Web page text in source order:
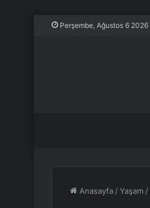
Perşembe, Ağustos 6 2026
Anasayfa /Yaşam /